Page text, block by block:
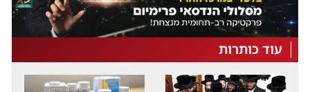
עוד כותרות